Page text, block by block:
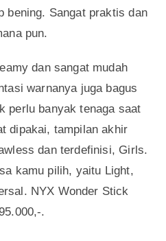
bening. Sangat praktis dan
pun.
dan sangat mudah
warnanya juga bagus
perlu banyak tenaga saat
dipakai, tampilan akhir
dan terdefinisi, Girls.
kamu pilih, yaitu Light,
NYX Wonder Stick
.